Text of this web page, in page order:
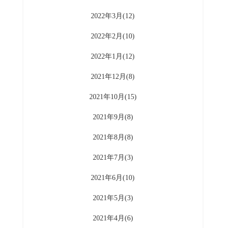
2022年3月(12)
2022年2月(10)
2022年1月(12)
2021年12月(8)
2021年10月(15)
2021年9月(8)
2021年8月(8)
2021年7月(3)
2021年6月(10)
2021年5月(3)
2021年4月(6)